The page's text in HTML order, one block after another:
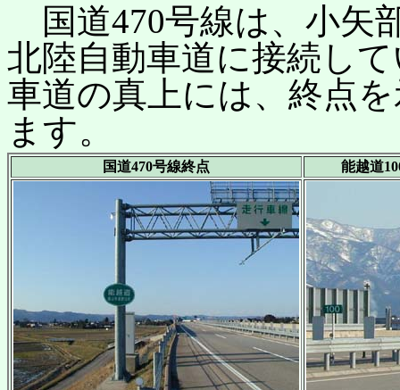
国道470号線は、小矢
北陸自動車道に接続し
車道の真上には、終点
ます。
国道470号線終点 能越道